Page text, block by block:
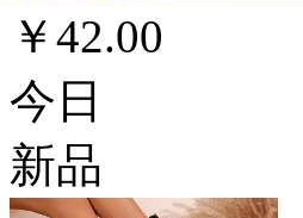
￥42.00
今日
新品